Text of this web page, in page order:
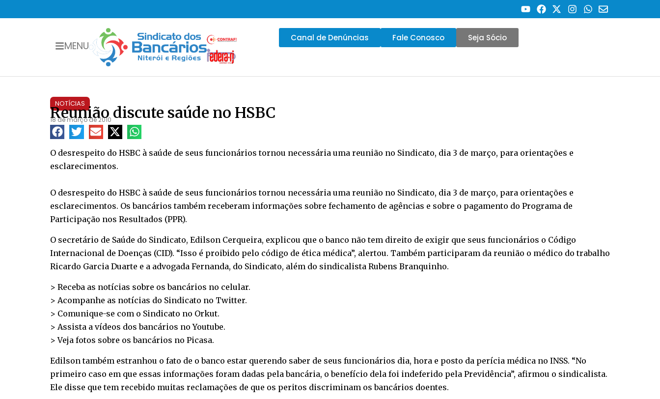
MENU
Canal de Denúncias Fale Conosco Seja Sócio
NOTÍCIAS
Reunião discute saúde no HSBC
18 de março de 2010
O desrespeito do HSBC à saúde de seus funcionários tornou necessária uma reunião no Sindicato, dia 3 de março, para orientações e
esclarecimentos.
O desrespeito do HSBC à saúde de seus funcionários tornou necessária uma reunião no Sindicato, dia 3 de março, para orientações e
esclarecimentos. Os bancários também receberam informações sobre fechamento de agências e sobre o pagamento do Programa de
Participação nos Resultados (PPR).
O secretário de Saúde do Sindicato, Edilson Cerqueira, explicou que o banco não tem direito de exigir que seus funcionários o Código
Internacional de Doenças (CID). “Isso é proibido pelo código de ética médica”, alertou. Também participaram da reunião o médico do trabalho
Ricardo Garcia Duarte e a advogada Fernanda, do Sindicato, além do sindicalista Rubens Branquinho.
> Receba as notícias sobre os bancários no celular.
> Acompanhe as notícias do Sindicato no Twitter.
> Comunique-se com o Sindicato no Orkut.
> Assista a vídeos dos bancários noYoutube.
> Veja fotos sobre os bancários no Picasa.
Edilson também estranhou o fato de o banco estar querendo saber de seus funcionários dia, hora e posto da perícia médica no INSS. “No
primeiro caso em que essas informações foram dadas pela bancária, o benefício dela foi indeferido pela Previdência”, afirmou o sindicalista.
Ele disse que tem recebido muitas reclamações de que os peritos discriminam os bancários doentes.